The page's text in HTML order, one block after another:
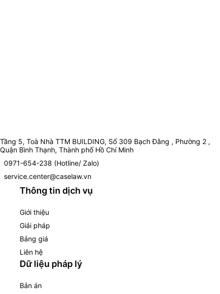
Tầng 5, Toà Nhà TTM BUILDING, Số 309 Bạch Đằng , Phường 2 ,
Quận Bình Thạnh, Thành phố Hồ Chí Minh
0971-654-238 (Hotline/ Zalo)
service.center@caselaw.vn
Thông tin dịch vụ
Giới thiệu
Giải pháp
Bảng giá
Liên hệ
Dữ liệu pháp lý
Bản án